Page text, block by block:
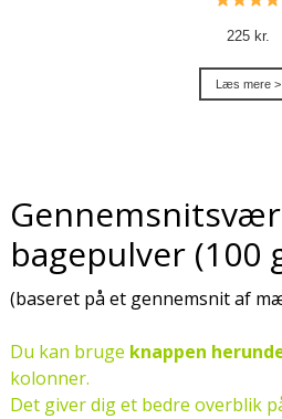
225 kr.
Læs mere >
bagepulver (100
(baseret på et gennemsnit af
Du kan bruge knappen
kolonner.
Det giver dig et bedre overblik